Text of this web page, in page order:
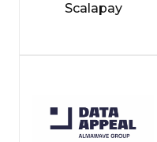
Scalapay